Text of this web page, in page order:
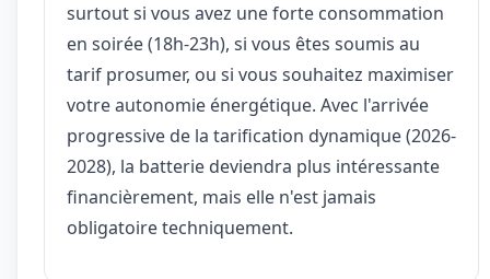
surtout si vous avez une forte consommation
en soirée (18h-23h), si vous êtes soumis au
tarif prosumer, ou si vous souhaitez maximiser
votre autonomie énergétique. Avec l'arrivée
progressive de la tarification dynamique (2026-
2028), la batterie deviendra plus intéressante
financièrement, mais elle n'est jamais
obligatoire techniquement.